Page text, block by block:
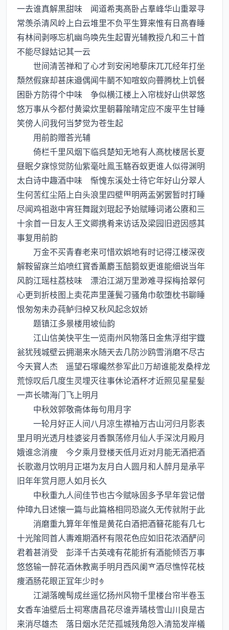
一去谁真解黒甜味 闻道希夷髙卧占羣峰华山重翠寻
常羡杀清风岭上白云堆里不负平生算来惟有日髙春睡
有林间剥啄忘机幽鸟唤先生起曺光辅教授凢和三十首
不能尽録姑记其一云
世间清苦禅和了心才到安闲地藜床兀兀经年打坐
頽然假寐却甚床邉偶闻牛鬭不知喧蚁向瞢腾枕上饥餐
困卧方防得个中味 争似横江楼上入帘栊好山供翠悠
悠万事从今都付黄粱炊里朝暮隂晴定应不废平生甘睡
笑傍人问我何当梦觉为苍生起
用前韵赠荅光辅
倚栏千里风烟下临呉楚知无地有人髙枕楼居长夏
昼眠夕寐惊觉防仙紫毫吐鳯玉觞吞蚁更谁人似得渊明
太白诗中趣酒中味 惭愧东溪处士待它年好山分翠人
生何苦红尘陌上白头浪里四壁明两盂粥罢暂时打睡
尽闻鸡祖逖中宵狂舞蹴刘琨起予始赋睡词诸公赓和三
十余首一日友人王文卿携肴来访话及梁园旧逰因感其
事复用前韵
万金不买青春老来可惜欢娯地有时记得江楼深夜
解鞍留寐兰焰喷红寳香薫麝玉醅篘蚁更谁能细说当年
风韵江瑶柱荔枝味 漂泊江湖万里渺难寻探梅拾翠何
心更到折枝图上卖花声里蓬鬓刁骚角巾欹堕枕书聊睡
恨匆匆未办莼鲈归棹又秋风起念奴娇
题镇江多景楼用坡仙韵
江山信美快平生一览南州风物落日金焦浮绀宇鐡
瓮犹残城壁云拥潮来水随天去几防沙鸥雪消磨不尽古
今天寳人杰 遥望石塜巉然参军此万刼谁能发桑梓龙
荒惊叹后几度生灵埋灭往事休论酒杯才近照见星星髪
一声长啸海门飞上明月
中秋效郭敬斋体毎句用月字
一轮月好正人间八月凉生襟袖万古山河归月影表
里月明光透月桂婆娑月香飘荡修月仙人手深沈月殿月
娥谁念消痩 今夕乘月登楼天低月近对月能无酒把酒
长歌邀月饮明月正堪为友月白人圆月和人醉月是承平
旧年年赏月愿人如月长久
中秋重九人间佳节也古今赋咏固多予早年尝记僧
仲璋九日述懐一篇与此篇格相同恐嵗久无传就附于此
消磨重九算年年惟是黄花白酒把酒簮花能有几七
十光隂囘首人夀难期酒杯有限花色应如旧花浓酒酽问
君着甚消受 彭泽千古英魂有花能折有酒能倾否万事
悠悠输一醉花酒休教离手明月西风阑酒尽憔悴花枝
痩酒肠花眼正冝年少时
江湖落魄髩成丝遥忆扬州风物千里楼台帘半卷玉
女香车油壁后土祠寒唐昌花尽谁弄璚枝雪山川良是古
来消尽雄杰 落日烟水茫茫孤城残角怨入清笳发岸檥